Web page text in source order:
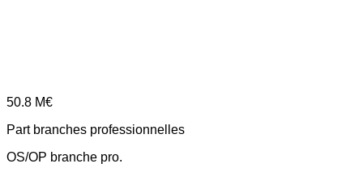
50.8 M€
Part branches professionnelles
OS/OP branche pro.